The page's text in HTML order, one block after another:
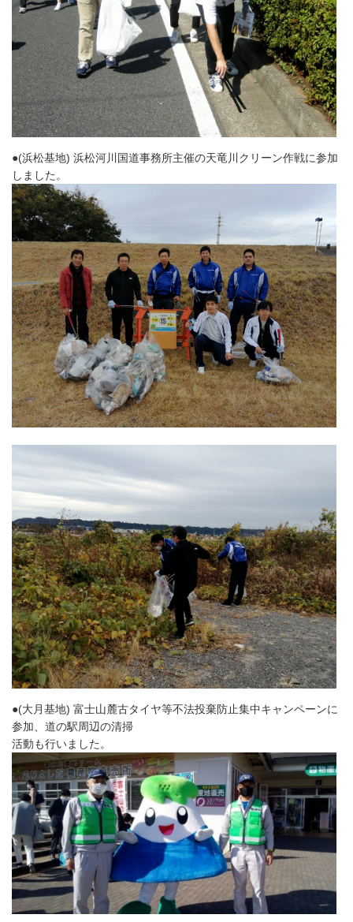
●(浜松基地) 浜松河川国道事務所主催の天竜川クリーン作戦に参加
しました。
●(大月基地) 富士山麓古タイヤ等不法投棄防止集中キャンペーンに
参加、道の駅周辺の清掃
活動も行いました。